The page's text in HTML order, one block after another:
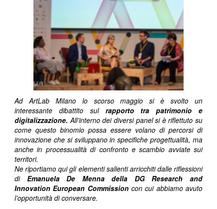
Ad ArtLab Milano lo scorso maggio si è svolto un
interessante dibattito sul rapporto tra patrimonio e
digitalizzazione. All’interno dei diversi panel si è riflettuto su
come questo binomio possa essere volano di percorsi di
innovazione che si sviluppano in specifiche progettualità, ma
anche in processualità di confronto e scambio avviate sui
territori.
Ne riportiamo qui gli elementi salienti arricchiti dalle riflessioni
di Emanuela De Menna della DG Research and
Innovation European Commissioncon cui abbiamo avuto
l’opportunità di conversare.